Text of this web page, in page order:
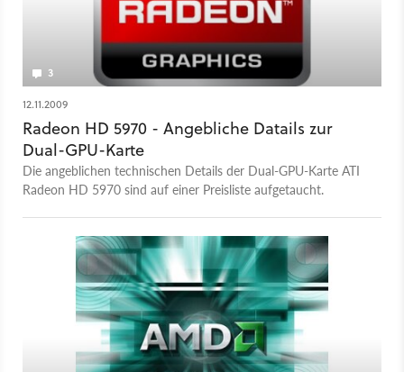
3
12.11.2009
Radeon HD 5970 - Angebliche Datails zur
Dual-GPU-Karte
Die angeblichen technischen Details der Dual-GPU-Karte ATI
Radeon HD 5970 sind auf einer Preisliste aufgetaucht.